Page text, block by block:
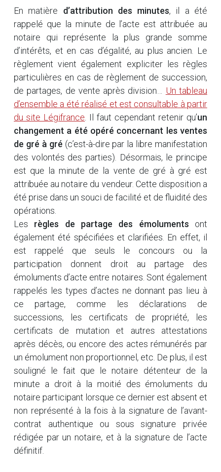
En matière d’attribution des minutes, il a été
rappelé que la minute de l’acte est attribuée au
notaire qui représente la plus grande somme
d’intérêts, et en cas d’égalité, au plus ancien. Le
règlement vient également expliciter les règles
particulières en cas de règlement de succession,
de partages, de vente après division… Un tableau
d’ensemble a été réalisé et est consultable à partir
du site Légifrance . Il faut cependant retenir qu’un
changement a été opéré concernant les ventes
de gré à gré (c’est-à-dire par la libre manifestation
des volontés des parties). Désormais, le principe
est que la minute de la vente de gré à gré est
attribuée au notaire du vendeur. Cette disposition a
été prise dans un souci de facilité et de fluidité des
opérations.
Les règles de partage des émoluments ont
également été spécifiées et clarifiées. En effet, il
est rappelé que seuls le concours ou la
participation donnent droit au partage des
émoluments d’acte entre notaires. Sont également
rappelés les types d’actes ne donnant pas lieu à
ce partage, comme les déclarations de
successions, les certificats de propriété, les
certificats de mutation et autres attestations
après décès, ou encore des actes rémunérés par
un émolument non proportionnel, etc. De plus, il est
souligné le fait que le notaire détenteur de la
minute a droit à la moitié des émoluments du
notaire participant lorsque ce dernier est absent et
non représenté à la fois à la signature de l’avant-
contrat authentique ou sous signature privée
rédigée par un notaire, et à la signature de l’acte
définitif.